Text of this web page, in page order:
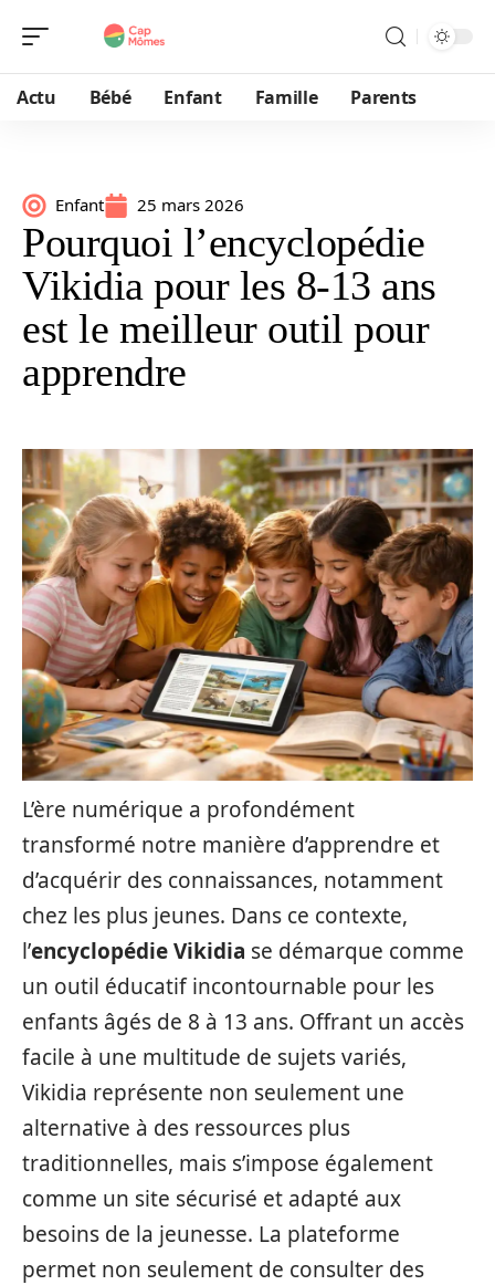
Actu Bébé Enfant Famille Parents
Enfant 25 mars 2026
Pourquoi l’encyclopédie
Vikidia pour les 8-13 ans
est le meilleur outil pour
apprendre
L’ère numérique a profondément
transformé notre manière d’apprendre et
d’acquérir des connaissances, notamment
chez les plus jeunes. Dans ce contexte,
l’encyclopédieVikidia se démarque comme
un outil éducatif incontournable pour les
enfants âgés de 8 à 13 ans. Offrant un accès
facile à une multitude de sujets variés,
Vikidia représente non seulement une
alternative à des ressources plus
traditionnelles, mais s’impose également
comme un site sécurisé et adapté aux
besoins de la jeunesse. La plateforme
permet non seulement de consulter des